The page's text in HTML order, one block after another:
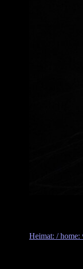
Heimat: /